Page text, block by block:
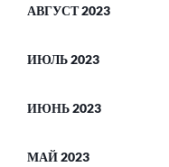
АВГУСТ 2023
ИЮЛЬ 2023
ИЮНЬ 2023
МАЙ 2023